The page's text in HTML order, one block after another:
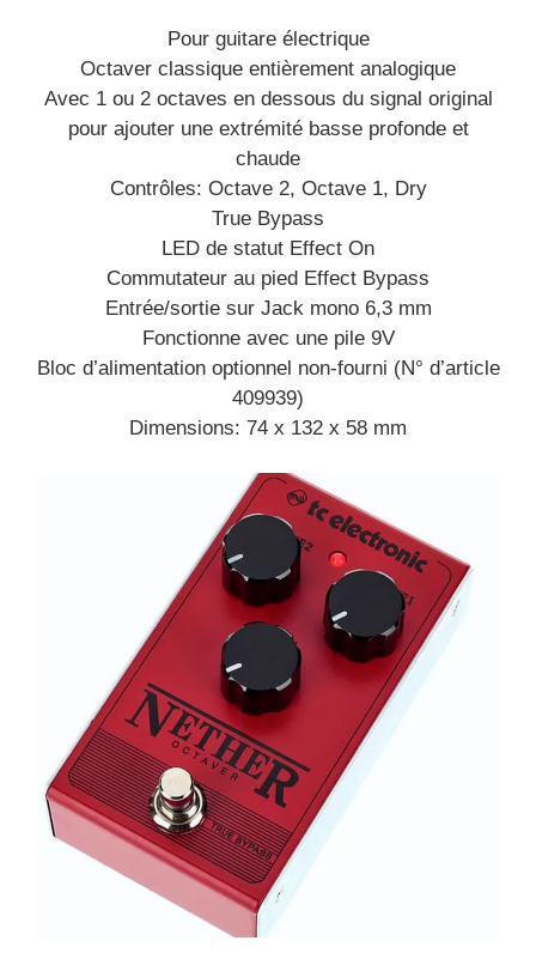
Pour guitare électrique
Octaver classique entièrement analogique
Avec 1 ou 2 octaves en dessous du signal original
pour ajouter une extrémité basse profonde et
chaude
Contrôles: Octave 2, Octave 1, Dry
True Bypass
LED de statut Effect On
Commutateur au pied Effect Bypass
Entrée/sortie sur Jack mono 6,3 mm
Fonctionne avec une pile 9V
Bloc d’alimentation optionnel non-fourni (N° d’article
409939)
Dimensions: 74 x 132 x 58 mm